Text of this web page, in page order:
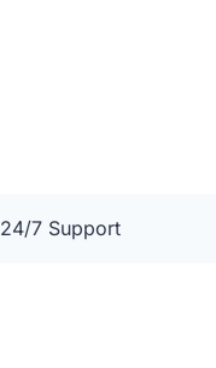
24/7 Support